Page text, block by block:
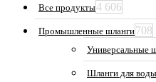
Все продукты4 606
Промышленные шланги708
Универсальные
Шланги для